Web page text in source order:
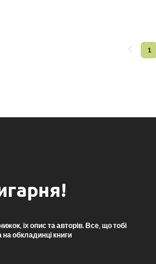
1
їх опис та авторів. Все, що тобі
обкладинці книги